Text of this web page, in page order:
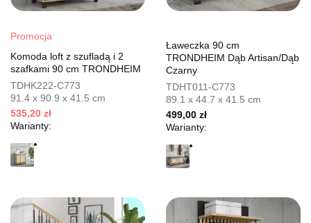
Promocja
Komoda loft z szufladą i 2
szafkami 90 cm TRONDHEIM
TDHK222-C773
91.4 x 90.9 x 41.5 cm
535,20 zł
Warianty:
Ławeczka 90 cm
TRONDHEIM Dąb Artisan/Dąb
Czarny
TDHT011-C773
89.1 x 44.7 x 41.5 cm
499,00 zł
Warianty: